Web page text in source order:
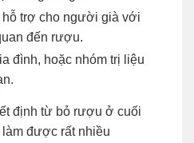
hỗ trợ cho người già với
đến rượu.
đình, hoặc nhóm trị liệu
định từ bỏ rượu ở cuối
được rất nhiều